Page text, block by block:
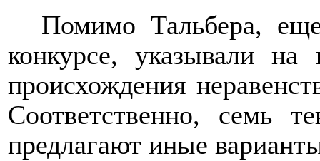
Помимо Тальбера,
конкурсе, указывали на
происхождения
Соответственно, семь
предлагают иные